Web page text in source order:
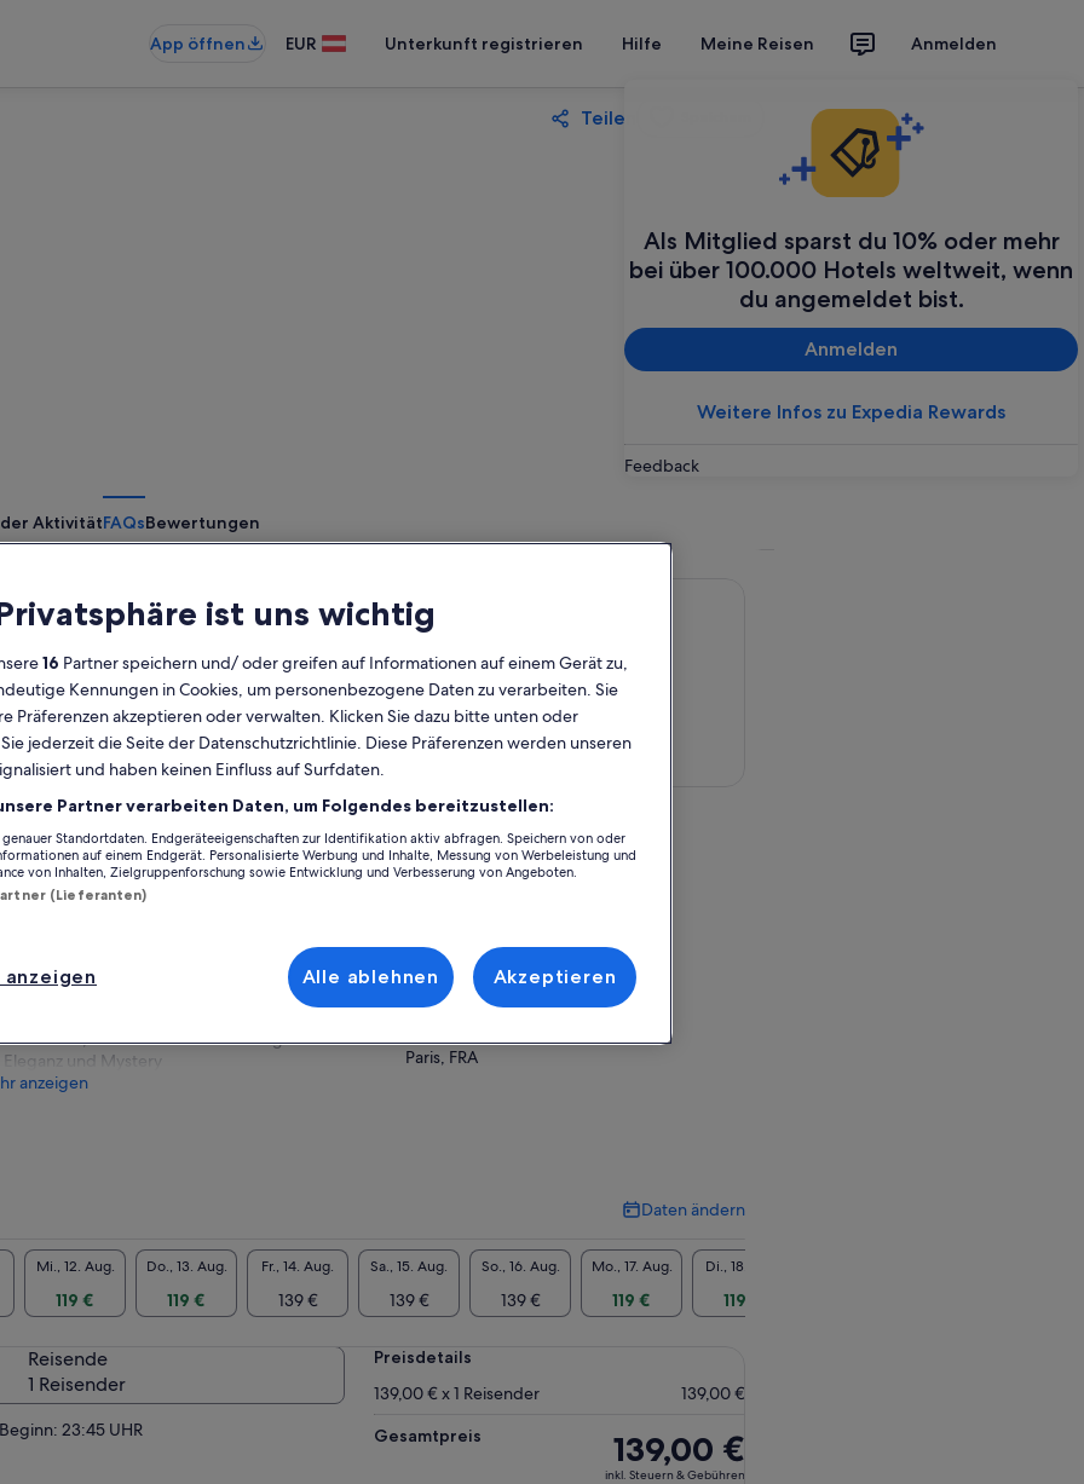
App öffnen EUR Unterkunft registrieren Hilfe Meine Reisen Anmelden
Als Mitglied sparst du 10% oder mehr
bei über 100.000 Hotels weltweit, wenn
du angemeldet bist.
Anmelden
Weitere Infos zu Expedia Rewards
Feedback
Teilen
AktivitätFAQsBewertungen
Stornierung
möglich
30 Minuten oder
mehr
E-Voucher
Sofortige
Bestätigung
Mehrere
Sprachen
Eines der originellsten & sinnlichsten der
Erotische Vorführungen von klassischen
Elitetänzerinnen
Innovative, elektrisierende Mischung aus
Eleganz und Mystery
anzeigen
Ort der Aktivität
Crazy Horse Paris
Treffpunkt/Ort der Einlösung
Crazy Horse Paris
Paris, FRA
Daten ändern
Daten
Mi., 12. Aug.
119 €
Do., 13. Aug.
119 €
Fr., 14. Aug.
139 €
Sa., 15. Aug.
139 €
So., 16. Aug.
139 €
Mo., 17. Aug.
119 €
Di., 18. Aug.
119 €
Reisende
1 Reisender
Beginn: 23:45 UHR
Preisdetails
139,00 € x 1 Reisender
139,00 €
Gesamtpreis
Der
Preis
139,00 €
inkl. Steuern & Gebühren
ist uns wichtig
16 Partner speichern und/ oder greifen auf Informationen auf einem Gerät zu,
Kennungen in Cookies, um personenbezogene Daten zu verarbeiten. Sie
Präferenzen akzeptieren oder verwalten. Klicken Sie dazu bitte unten oder
jederzeit die Seite der Datenschutzrichtlinie. Diese Präferenzen werden unseren
und haben keinen Einfluss auf Surfdaten.
Partner verarbeiten Daten, um Folgendes bereitzustellen:
Standortdaten. Endgeräteeigenschaften zur Identifikation aktiv abfragen. Speichern von oder
auf einem Endgerät. Personalisierte Werbung und Inhalte, Messung von Werbeleistung und
von Inhalten, Zielgruppenforschung sowie Entwicklung und Verbesserung von Angeboten.
(Lieferanten)
Alle ablehnen Akzeptieren